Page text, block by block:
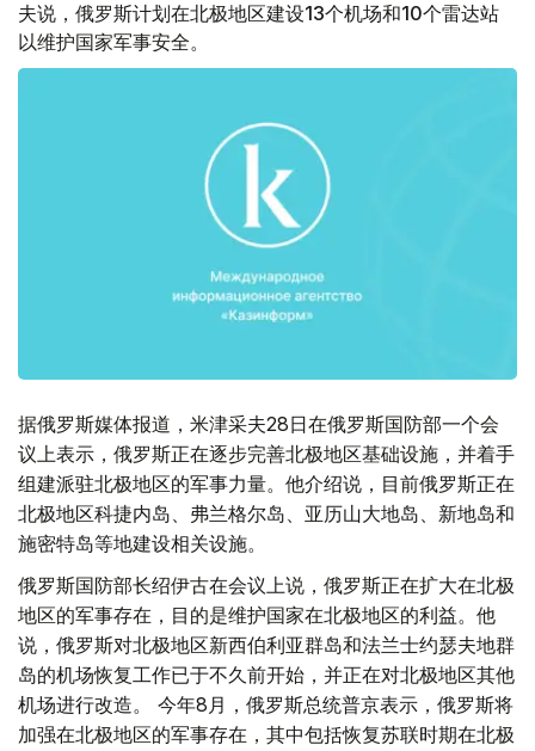
夫说，俄罗斯计划在北极地区建设13个机场和10个雷达站
以维护国家军事安全。
据俄罗斯媒体报道，米津采夫28日在俄罗斯国防部一个会
议上表示，俄罗斯正在逐步完善北极地区基础设施，并着手
组建派驻北极地区的军事力量。他介绍说，目前俄罗斯正在
北极地区科捷内岛、弗兰格尔岛、亚历山大地岛、新地岛和
施密特岛等地建设相关设施。
俄罗斯国防部长绍伊古在会议上说，俄罗斯正在扩大在北极
地区的军事存在，目的是维护国家在北极地区的利益。他
说，俄罗斯对北极地区新西伯利亚群岛和法兰士约瑟夫地群
岛的机场恢复工作已于不久前开始，并正在对北极地区其他
机场进行改造。 今年8月，俄罗斯总统普京表示，俄罗斯将
加强在北极地区的军事存在，其中包括恢复苏联时期在北极